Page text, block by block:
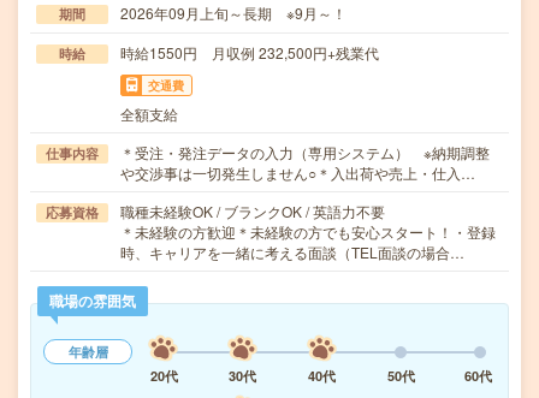
期間 2026年09月上旬～長期 ※9月～！
時給 時給1550円 月収例 232,500円+残業代
交通費
全額支給
仕事内容
＊受注・発注データの入力（専用システム） ※納期調整
や交渉事は一切発生しません○＊入出荷や売上・仕入…
応募資格
職種未経験OK / ブランクOK / 英語力不要
＊未経験の方歓迎＊未経験の方でも安心スタート！・登録
時、キャリアを一緒に考える面談（TEL面談の場合…
職場の雰囲気
年齢層
20代
30代 40代 50代
60代